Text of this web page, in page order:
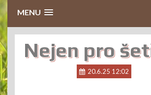
MENU
Nejen pro
20.6.25 12:02